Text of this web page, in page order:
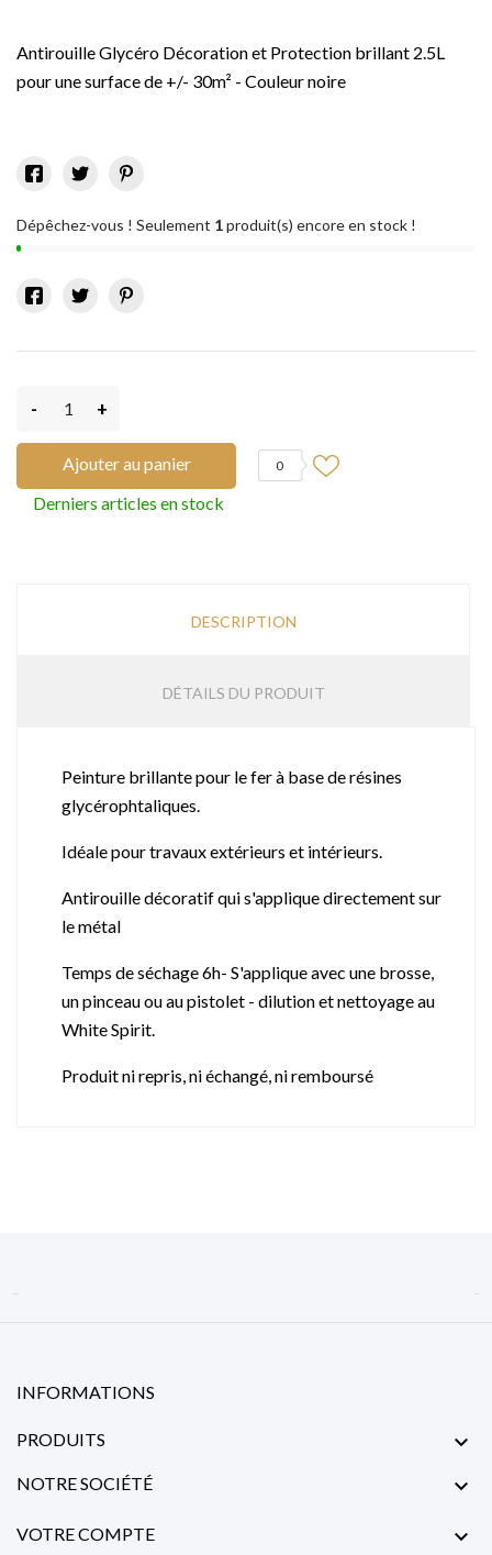
Antirouille Glycéro Décoration et Protection brillant 2.5L
pour une surface de +/- 30m² - Couleur noire
Dépêchez-vous ! Seulement 1produit(s) encore en stock !
- +
Ajouter au panier 0
Derniers articles en stock
DESCRIPTION
DÉTAILS DU PRODUIT
Peinture brillante pour le fer à base de résines
glycérophtaliques.
Idéale pour travaux extérieurs et intérieurs.
Antirouille décoratif qui s'applique directement sur
le métal
Temps de séchage 6h- S'applique avec une brosse,
un pinceau ou au pistolet - dilution et nettoyage au
White Spirit.
Produit ni repris, ni échangé, ni remboursé
 
INFORMATIONS
PRODUITS 
NOTRE SOCIÉTÉ 
VOTRE COMPTE 